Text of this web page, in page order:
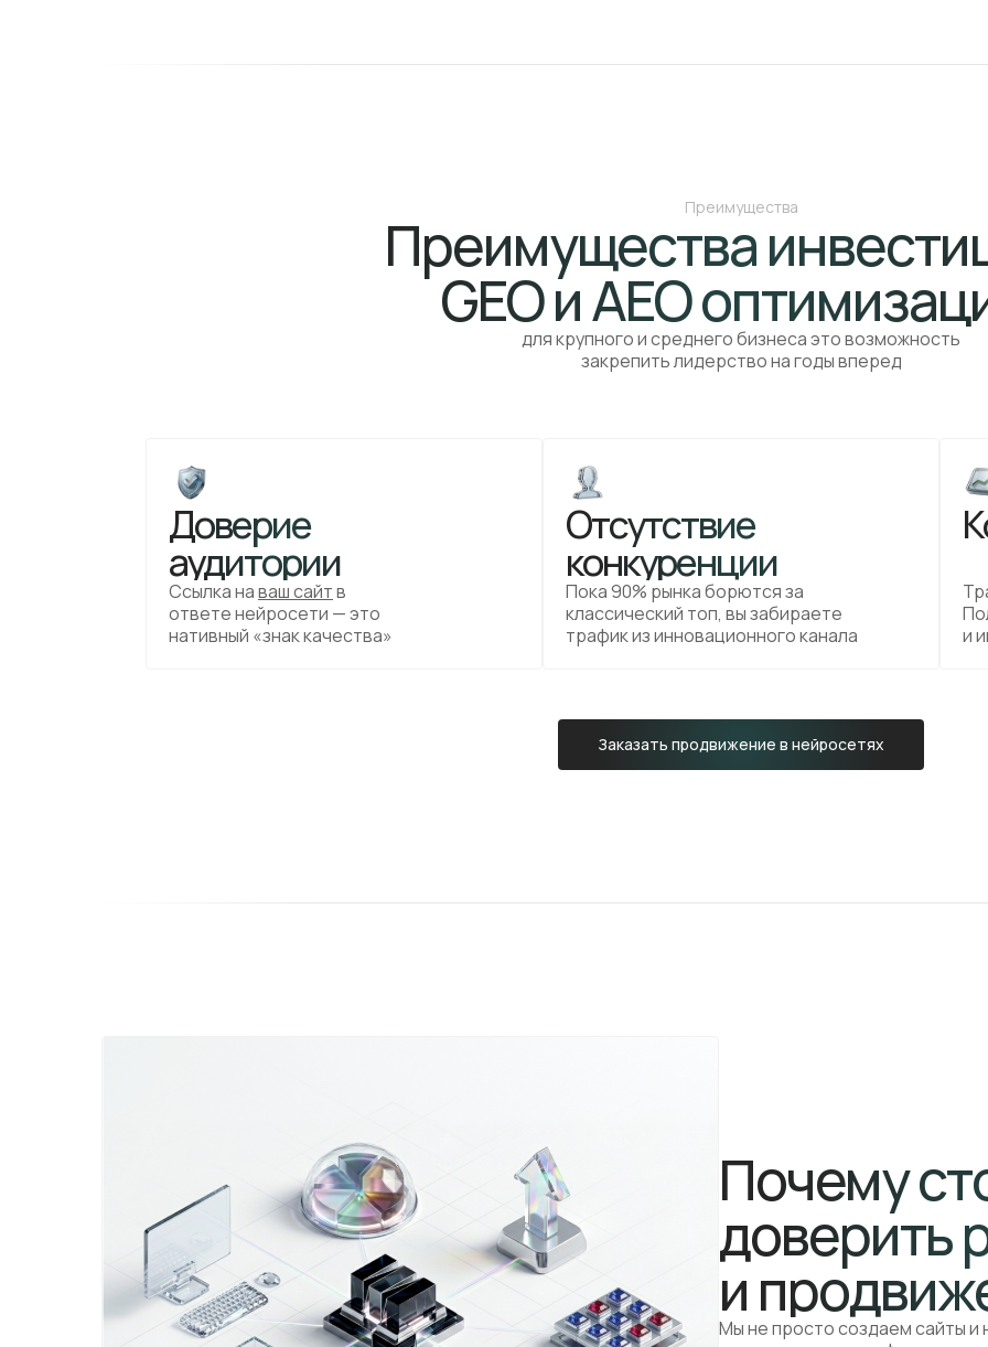
Преимущества
Преимущества
GEO и AEO
для крупного и среднего бизнеса это возможность
закрепить лидерство на годы вперед
Доверие
аудитории
Ссылка наваш сайтв
ответе нейросети — это
нативный «знак качества»
Отсутствие
конкуренции
Пока 90% рынка борются за
классический топ, вы забираете
трафик из инновационного канала
и
Заказать продвижение в нейросетях
Почему
доверить
и
Мы не просто создаем сайты и